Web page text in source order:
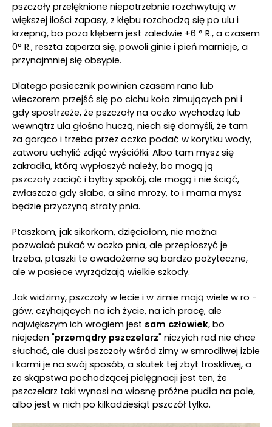
pszczoły przelęknione niepotrzebnie rozchwytują w
większej ilości zapasy, z kłębu rozchodzą się po ulu i
krzepną, bo poza kłębem jest zaledwie +6 ° R., a czasem
0° R., reszta zaperza się, powoli ginie i pień marnieje, a
przynajmniej się obsypie.
Dlatego pasiecznik powinien czasem rano lub
wieczorem przejść się po cichu koło zimujących pni i
gdy spostrzeże, że pszczoły na oczko wychodzą lub
wewnątrz ula głośno huczą, niech się domyśli, że tam
za gorąco i trzeba przez oczko podać w korytku wody,
zatworu uchylić zdjąć wyściółki. Albo tam mysz się
zakradła, którą wypłoszyć należy, bo mogą ją
pszczoły zaciąć i byłby spokój, ale mogą i nie ściąć,
zwłaszcza gdy słabe, a silne mrozy, to i marna mysz
będzie przyczyną straty pnia.
Ptaszkom, jak sikorkom, dzięciołom, nie można
pozwalać pukać w oczko pnia, ale przepłoszyć je
trzeba, ptaszki te owadożerne są bardzo pożyteczne,
ale w pasiece wyrządzają wielkie szkody.
Jak widzimy, pszczoły w lecie i w zimie mają wiele w ro ­
gów, czyhających na ich życie, na ich pracę, ale
największym ich wrogiem jest sam człowiek, bo
niejeden "przemądry pszczelarz" niczyich rad nie chce
słuchać, ale dusi pszczoły wśród zimy w smrodliwej izbie
i karmi je na swój sposób, a skutek tej zbyt troskliwej, a
ze skąpstwa pochodzącej pielęgnacji jest ten, że
pszczelarz taki wynosi na wiosnę próżne pudła na pole,
albo jest w nich po kilkadziesiąt pszczół tylko.